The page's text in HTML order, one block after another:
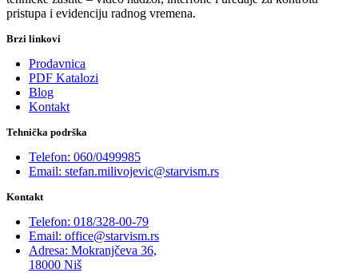
pristupa i evidenciju radnog vremena.
Brzi linkovi
Prodavnica
PDF Katalozi
Blog
Kontakt
Tehnička podrška
Telefon: 060/0499985
Email: stefan.milivojevic@starvism.rs
Kontakt
Telefon: 018/328-00-79
Email: office@starvism.rs
Adresa: Mokranjčeva 36,
18000 Niš